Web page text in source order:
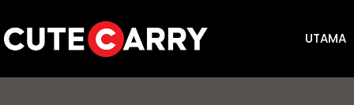
UTAMA